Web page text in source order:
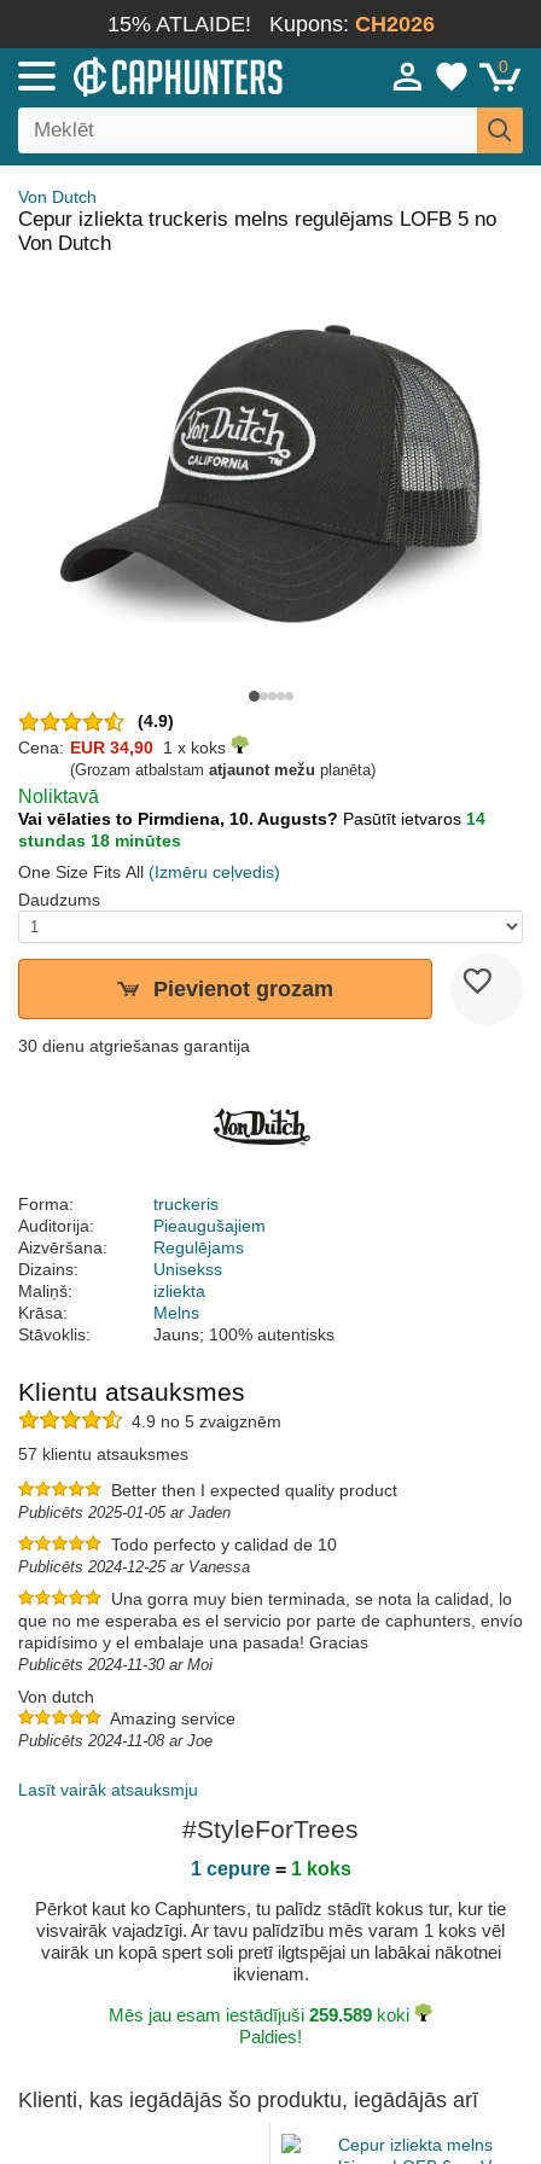
15% ATLAIDE! Kupons: CH2026
0
Von Dutch
Cepur izliekta truckeris melns regulējams LOFB 5 no
Von Dutch
(4.9)
Cena: EUR 34,90 1 x koks
(Grozam atbalstam atjaunot mežu planēta)
Noliktavā
Vai vēlaties to Pirmdiena, 10. Augusts? Pasūtīt ietvaros 14
stundas 18 minūtes
One Size Fits All (Izmēru ceļvedis)
Daudzums
Pievienot grozam
30 dienu atgriešanas garantija
Forma:
truckeris
Auditorija:
Pieaugušajiem
Aizvēršana:
Regulējams
Dizains:
Unisekss
Maliņš:
izliekta
Krāsa:
Melns
Stāvoklis:
Jauns; 100% autentisks
Klientu atsauksmes
4.9 no 5 zvaigznēm
57 klientu atsauksmes
Better then I expected quality product
Publicēts 2025-01-05 ar Jaden
Todo perfecto y calidad de 10
Publicēts 2024-12-25 ar Vanessa
Una gorra muy bien terminada, se nota la calidad, lo
que no me esperaba es el servicio por parte de caphunters, envío
rapidísimo y el embalaje una pasada! Gracias
Publicēts 2024-11-30 ar Moi
Von dutch
Amazing service
Publicēts 2024-11-08 ar Joe
Lasīt vairāk atsauksmju
#StyleForTrees
1 cepure= 1 koks
Pērkot kaut ko Caphunters, tu palīdz stādīt kokus tur, kur tie
visvairāk vajadzīgi. Ar tavu palīdzību mēs varam 1 koks vēl
vairāk un kopā spert soli pretī ilgtspējai un labākai nākotnei
ikvienam.
Mēs jau esam iestādījuši 259.589 koki
Paldies!
Klienti, kas iegādājās šo produktu, iegādājās arī